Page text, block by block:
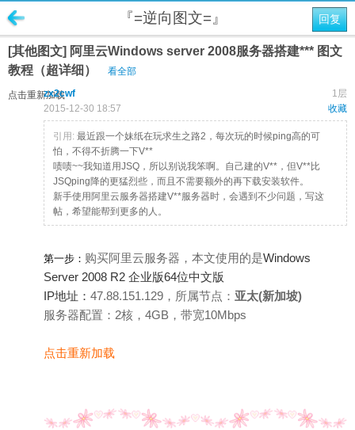
回复
『=逆向图文=』
[其他图文] 阿里云Windows server 2008服务器搭建*** 图文
教程（超详细）
看全部
点击重新加载 1层
zx2cwf
收藏
2015-12-30 18:57
引用: 最近跟一个妹纸在玩求生之路2，每次玩的时候ping高的可
怕，不得不折腾一下V**
啧啧~~我知道用JSQ，所以别说我笨啊。自己建的V**，但V**比
JSQping降的更猛烈些，而且不需要额外的再下载安装软件。
新手使用阿里云服务器搭建V**服务器时，会遇到不少问题，写这
帖，希望能帮到更多的人。
第一步： 购买阿里云服务器，本文使用的是Windows
Server 2008 R2 企业版64位中文版
IP地址： 47.88.151.129，所属节点： 亚太(新加坡)
服务器配置：2核，4GB，带宽10Mbps
点击重新加载